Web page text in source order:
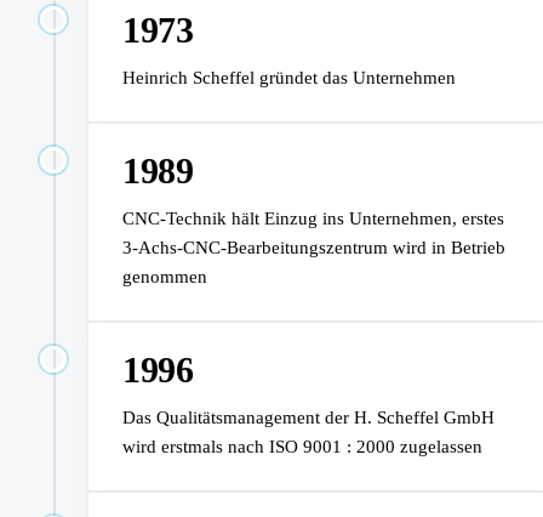
1973
Heinrich Scheffel gründet das Unternehmen
1989
CNC-Technik hält Einzug ins Unternehmen, erstes
3-Achs-CNC-Bearbeitungszentrum wird in Betrieb
genommen
1996
Das Qualitätsmanagement der H. Scheffel GmbH
wird erstmals nach ISO 9001 : 2000 zugelassen